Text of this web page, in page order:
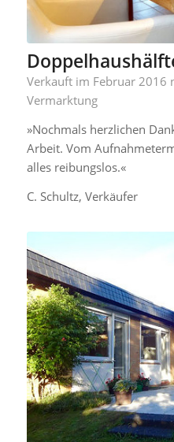
Verkauft im Februar 2016
Vermarktung
»Nochmals herzlichen
Arbeit. Vom
alles reibungslos.«
C. Schultz, Verkäufer